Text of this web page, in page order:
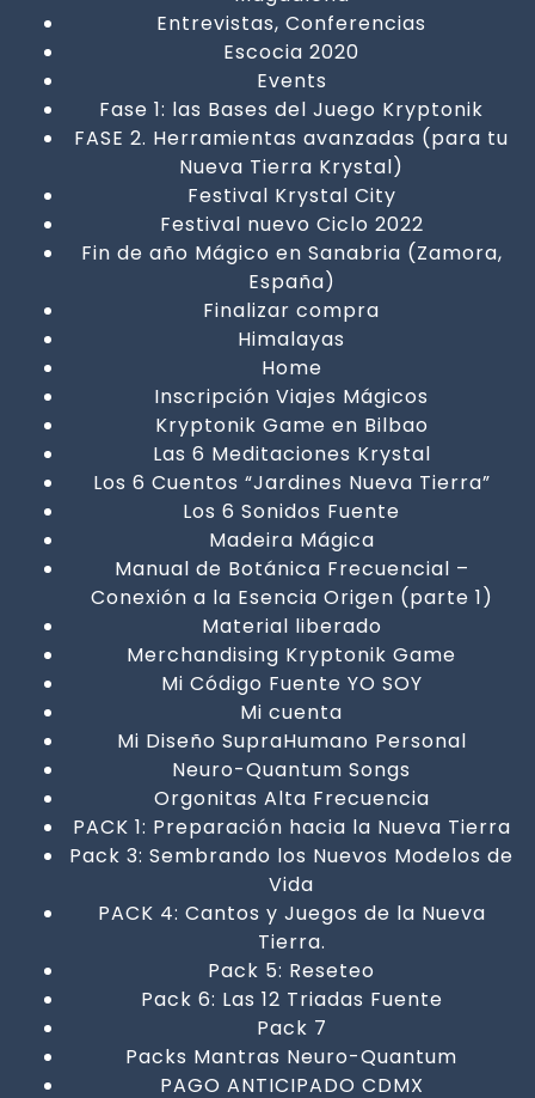
Entrevistas, Conferencias
Escocia 2020
Events
Fase 1: las Bases del Juego Kryptonik
FASE 2. Herramientas avanzadas (para tu
Nueva Tierra Krystal)
Festival Krystal City
Festival nuevo Ciclo 2022
Fin de año Mágico en Sanabria (Zamora,
España)
Finalizar compra
Himalayas
Home
Inscripción Viajes Mágicos
Kryptonik Game en Bilbao
Las 6 Meditaciones Krystal
Los 6 Cuentos “Jardines Nueva Tierra”
Los 6 Sonidos Fuente
Madeira Mágica
Manual de Botánica Frecuencial –
Conexión a la Esencia Origen (parte 1)
Material liberado
Merchandising Kryptonik Game
Mi Código Fuente YO SOY
Mi cuenta
Mi Diseño SupraHumano Personal
Neuro-Quantum Songs
Orgonitas Alta Frecuencia
PACK 1: Preparación hacia la Nueva Tierra
Pack 3: Sembrando los Nuevos Modelos de
Vida
PACK 4: Cantos y Juegos de la Nueva
Tierra.
Pack 5: Reseteo
Pack 6: Las 12 Triadas Fuente
Pack 7
Packs Mantras Neuro-Quantum
PAGO ANTICIPADO CDMX